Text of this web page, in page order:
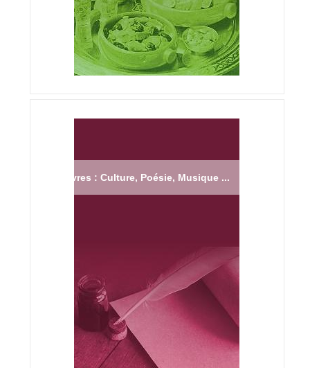
Livres : Culture, Poésie, Musique ...